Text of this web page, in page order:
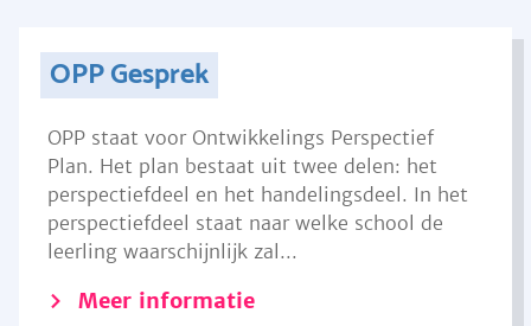
OPP Gesprek
OPP staat voor Ontwikkelings Perspectief
Plan. Het plan bestaat uit twee delen: het
perspectiefdeel en het handelingsdeel. In het
perspectiefdeel staat naar welke school de
leerling waarschijnlijk zal...
Meer informatie